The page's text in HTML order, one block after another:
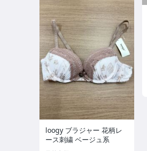
loogy ブラジャー 花柄レ
ース刺繍 ベージュ系